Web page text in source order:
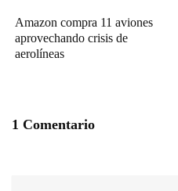
Amazon compra 11 aviones
aprovechando crisis de
aerolíneas
1 Comentario